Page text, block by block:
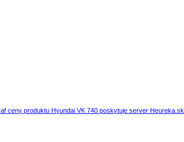
ceny produktu Hyundai VK 740 poskytuje server Heureka.sk